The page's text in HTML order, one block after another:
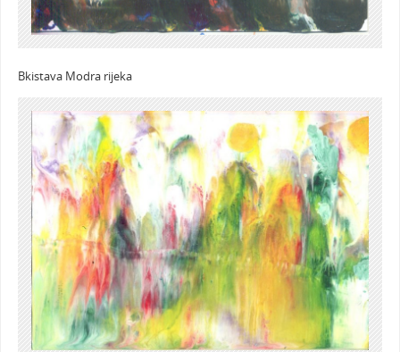
Bkistava Modra rijeka